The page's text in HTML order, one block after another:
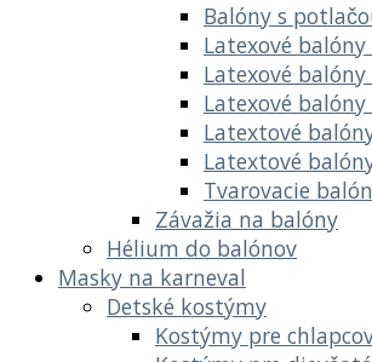
Balóny s
Latexové
Latexové
Latexové
Latextové
Latextové
Tvarovacie
Závažia na balóny
Hélium do balónov
Masky na karneval
Detské kostýmy
Kostýmy pre